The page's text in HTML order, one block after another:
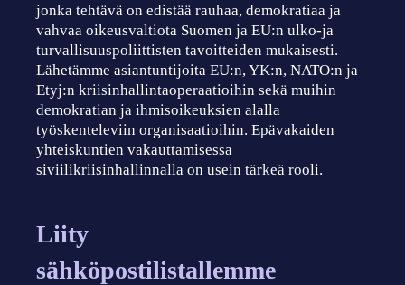
jonka tehtävä on edistää rauhaa, demokratiaa ja
vahvaa oikeusvaltiota Suomen ja EU:n ulko-ja
turvallisuuspoliittisten tavoitteiden mukaisesti.
Lähetämme asiantuntijoita EU:n, YK:n, NATO:n ja
Etyj:n kriisinhallintaoperaatioihin sekä muihin
demokratian ja ihmisoikeuksien alalla
työskenteleviin organisaatioihin. Epävakaiden
yhteiskuntien vakauttamisessa
siviilikriisinhallinnalla on usein tärkeä rooli.
Liity
sähköpostilistallemme